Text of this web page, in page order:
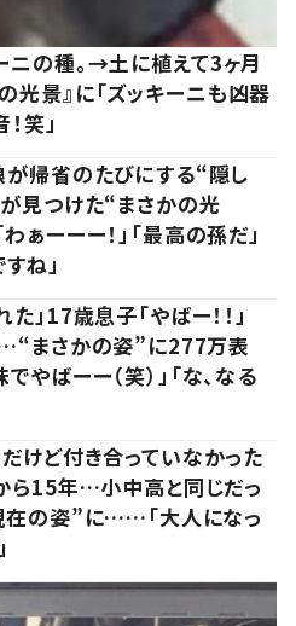
ニの種。→土に植えて3ヶ月
景』に「ズッキーニも凶器
笑」
帰省のたびにする“隠し
が見つけた“まさかの光
ーーー！」「最高の孫だ」
ね」
」17歳息子「やばー！！」
まさかの姿”に277万表
やばーー（笑）」「な、なる
だけど付き合っていなかった
ら15年…小中高と同じだっ
在の姿”に……「大人になっ